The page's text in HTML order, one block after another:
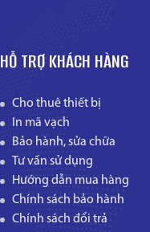
HỖ TRỢ KHÁCH HÀNG
Cho thuê thiết bị
In mã vạch
Bảo hành, sửa chữa
Tư vấn sử dụng
Hướng dẫn mua hàng
Chính sách bảo hành
Chính sách đổi trả